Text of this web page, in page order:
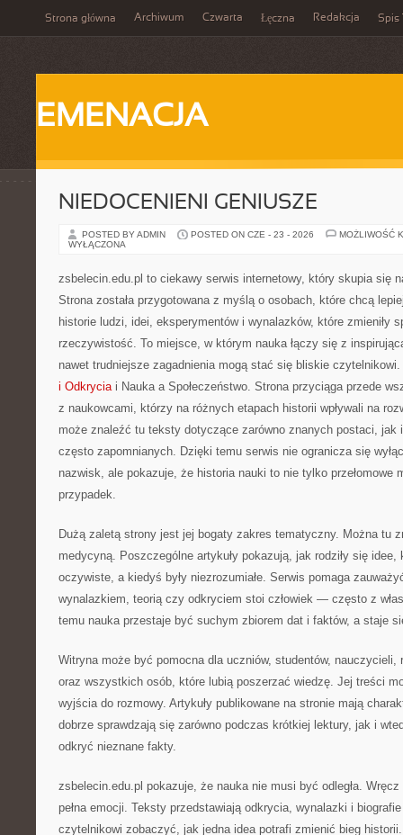
Strona główna Archiwum Czwarta Łęczna Redakcja Spis
EMENACJA
NIEDOCENIENI GENIUSZE
POSTED BY ADMIN POSTED ON CZE - 23 - 2026
MOŻLIWOŚĆ
WYŁĄCZONA
zsbelecin.edu.pl to ciekawy serwis internetowy, który skupia się
Strona została przygotowana z myślą o osobach, które chcą
historie ludzi, idei, eksperymentów i wynalazków, które zmieniły
rzeczywistość. To miejsce, w którym nauka łączy się z
nawet trudniejsze zagadnienia mogą stać się bliskie
i Odkryciai Nauka a Społeczeństwo. Strona przyciąga przede
z naukowcami, którzy na różnych etapach historii wpływali na
może znaleźć tu teksty dotyczące zarówno znanych postaci, jak
często zapomnianych. Dzięki temu serwis nie ogranicza się
nazwisk, ale pokazuje, że historia nauki to nie tylko przełomowe
przypadek.
Dużą zaletą strony jest jej bogaty zakres tematyczny. Można tu
medycyną. Poszczególne artykuły pokazują, jak rodziły się
oczywiste, a kiedyś były niezrozumiałe. Serwis pomaga
wynalazkiem, teorią czy odkryciem stoi człowiek — często z
temu nauka przestaje być suchym zbiorem dat i faktów, a staje
Witryna może być pomocna dla uczniów, studentów, nauczycieli,
oraz wszystkich osób, które lubią poszerzać wiedzę. Jej treści
wyjścia do rozmowy. Artykuły publikowane na stronie mają
dobrze sprawdzają się zarówno podczas krótkiej lektury, jak i
odkryć nieznane fakty.
zsbelecin.edu.pl pokazuje, że nauka nie musi być odległa.
pełna emocji. Teksty przedstawiają odkrycia, wynalazki i
czytelnikowi zobaczyć, jak jedna idea potrafi zmienić bieg